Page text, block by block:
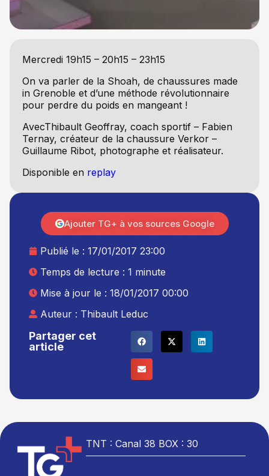
Mercredi 19h15 – 20h15 – 23h15
On va parler de la Shoah, de chaussures made
in Grenoble et d’une méthode révolutionnaire
pour perdre du poids en mangeant !
AvecThibault Geoffray, coach sportif – Fabien
Ternay, créateur de la chaussure Verkor –
Guillaume Ribot, photographe et réalisateur.
Disponible en replay
Partager cet
article
Publié le : 17/01/2017 23:00
Temps de lecture : 1 minute
Mise à jour le : 18/01/2017 00:00
Auteur : Thibault Leduc
Ajouter TG+ à vos sources Google
TNT : Canal 38 BOX : 30